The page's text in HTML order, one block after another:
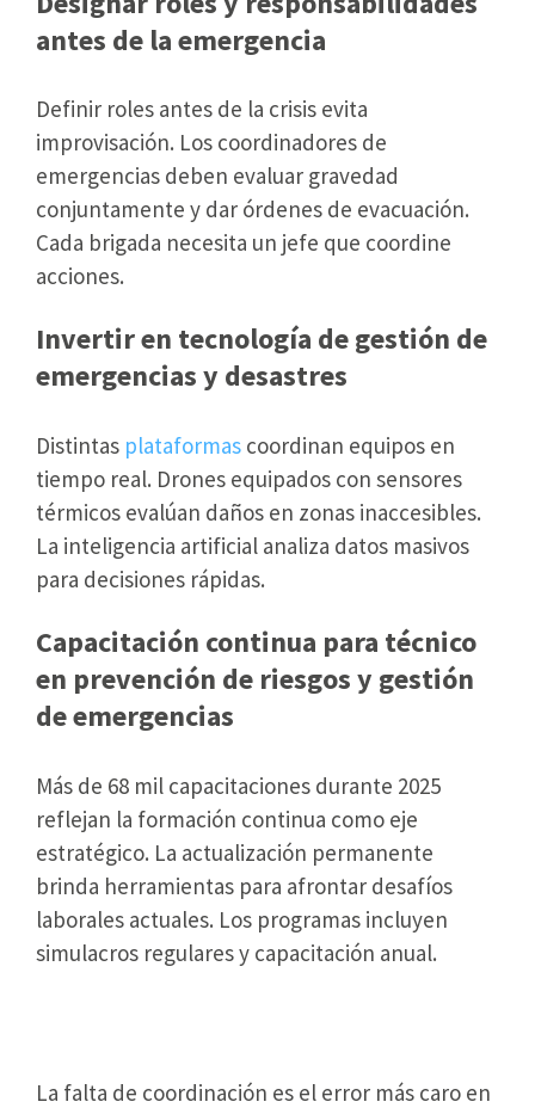
antes de la emergencia
Definir roles antes de la crisis evita
improvisación. Los coordinadores de
emergencias deben evaluar gravedad
conjuntamente y dar órdenes de evacuación.
Cada brigada necesita un jefe que coordine
acciones.
Invertir en tecnología de gestión de
emergencias y desastres
Distintas plataformas coordinan equipos en
tiempo real. Drones equipados con sensores
térmicos evalúan daños en zonas inaccesibles.
La inteligencia artificial analiza datos masivos
para decisiones rápidas.
Capacitación continua para técnico
en prevención de riesgos y gestión
de emergencias
Más de 68 mil capacitaciones durante 2025
reflejan la formación continua como eje
estratégico. La actualización permanente
brinda herramientas para afrontar desafíos
laborales actuales. Los programas incluyen
simulacros regulares y capacitación anual.
La falta de coordinación es el error más caro en